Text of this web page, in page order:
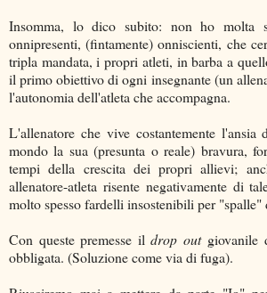
Insomma, lo dico subito: non ho molta
onnipresenti, (fintamente) onniscienti, che
tripla mandata, i propri atleti, in barba a
il primo obiettivo di ogni insegnante (un
l'autonomia dell'atleta che accompagna.
L'allenatore che vive costantemente l'ansia
mondo la sua (presunta o reale) bravura,
tempi della crescita dei propri allievi;
allenatore-atleta risente negativamente di
molto spesso fardelli insostenibili per "spalle"
Con queste premesse ildrop outgiovanile
obbligata. (Soluzione come via di fuga).